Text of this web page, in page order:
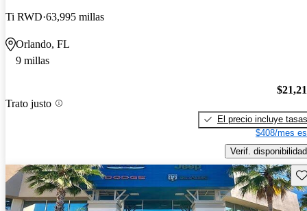
Ti RWD 63,995 millas
Orlando, FL
9 millas
Trato justo
El precio incluye tasas
$408/mes
Verif. disponibilidad